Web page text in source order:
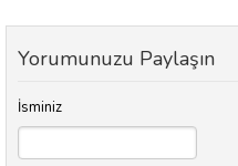
Yorumunuzu Paylaşın
İsminiz